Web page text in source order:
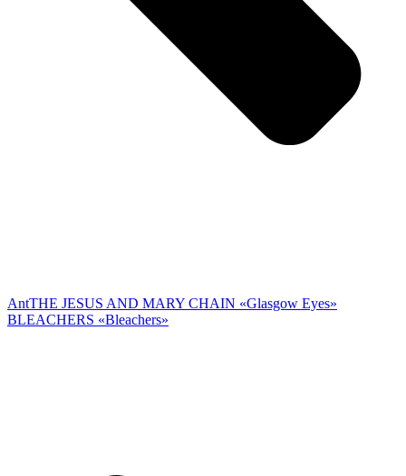
AntTHE JESUS AND MARY CHAIN «Glasgow Eyes»
BLEACHERS «Bleachers»